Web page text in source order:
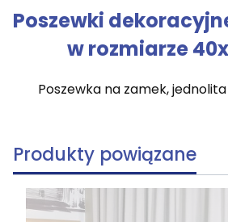
Poszewki
w rozmiarze
Poszewka na zamek,
Produkty powiązane